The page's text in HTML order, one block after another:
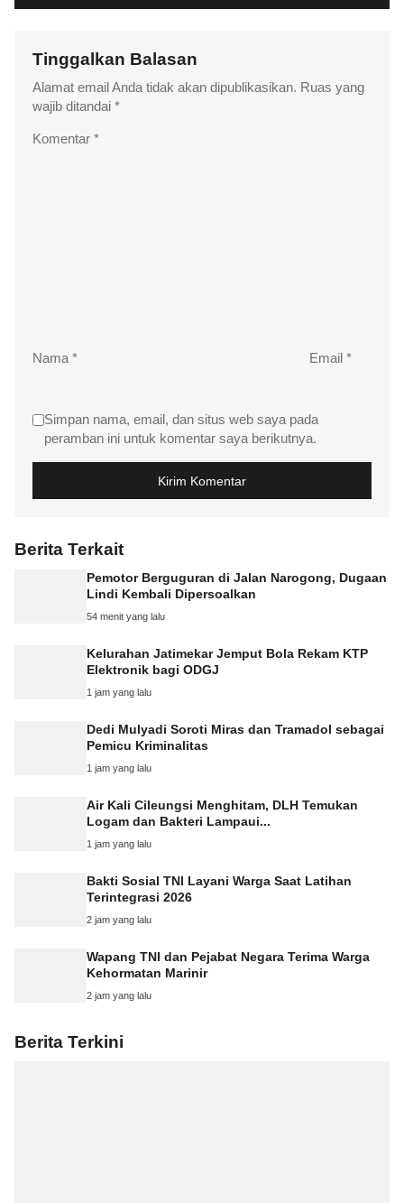
Tinggalkan Balasan
Alamat email Anda tidak akan dipublikasikan. Ruas yang
wajib ditandai *
Komentar *
Nama * Email *
Simpan nama, email, dan situs web saya pada
peramban ini untuk komentar saya berikutnya.
Berita Terkait
Pemotor Berguguran di Jalan Narogong, Dugaan
Lindi Kembali Dipersoalkan
54 menit yang lalu
Kelurahan Jatimekar Jemput Bola Rekam KTP
Elektronik bagi ODGJ
1 jam yang lalu
Dedi Mulyadi Soroti Miras dan Tramadol sebagai
Pemicu Kriminalitas
1 jam yang lalu
Air Kali Cileungsi Menghitam, DLH Temukan
Logam dan Bakteri Lampaui...
1 jam yang lalu
Bakti Sosial TNI Layani Warga Saat Latihan
Terintegrasi 2026
2 jam yang lalu
Wapang TNI dan Pejabat Negara Terima Warga
Kehormatan Marinir
2 jam yang lalu
Berita Terkini